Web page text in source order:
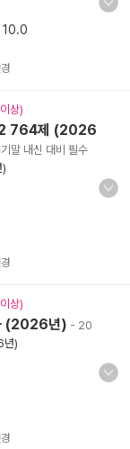
10.0
상)
2 764제 (2026
말 내신 대비 필수
)
상)
(2026년) - 20
년)